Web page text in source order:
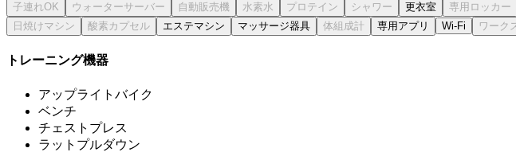
更衣室
エステマシン
マッサージ器具 専用アプリ Wi-Fi
トレーニング機器
アップライトバイク
ベンチ
チェストプレス
ラットプルダウン